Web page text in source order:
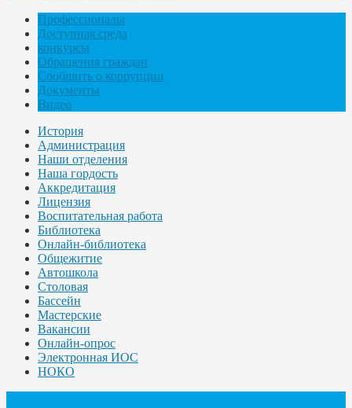
Профессионалы
Доступная среда
конкурсы
Обращения граждан
Сообщить о коррупции
Документы
Видео
История
Администрация
Наши отделения
Наша гордость
Аккредитация
Лицензия
Воспитательная работа
Библиотека
Онлайн-библиотека
Общежитие
Автошкола
Столовая
Бассейн
Мастерские
Вакансии
Онлайн-опрос
Электронная ИОС
НОКО